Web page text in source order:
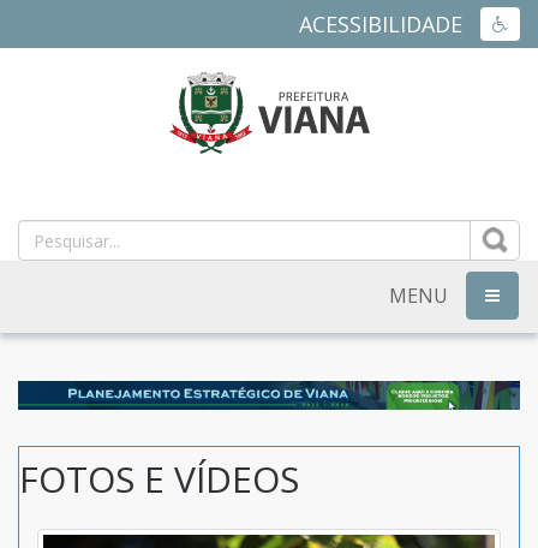
ACESSIBILIDADE
MUNICIPAL
DE
VIANA
ES
MENU
FOTOS E VÍDEOS